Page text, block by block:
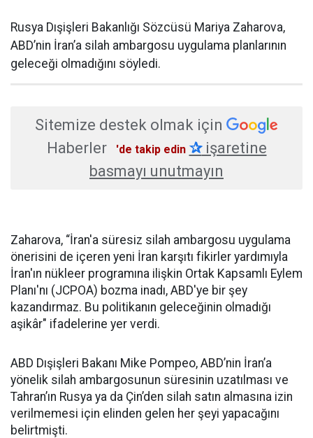
Rusya Dışişleri Bakanlığı Sözcüsü Mariya Zaharova,
ABD’nin İran’a silah ambargosu uygulama planlarının
geleceği olmadığını söyledi.
Sitemize destek olmak için
Haberler
'de takip edin ✰işaretine
basmayı unutmayın
Zaharova, “İran'a süresiz silah ambargosu uygulama
önerisini de içeren yeni İran karşıtı fikirler yardımıyla
İran'ın nükleer programına ilişkin Ortak Kapsamlı Eylem
Planı'nı (JCPOA) bozma inadı, ABD'ye bir şey
kazandırmaz. Bu politikanın geleceğinin olmadığı
aşikâr" ifadelerine yer verdi.
ABD Dışişleri Bakanı Mike Pompeo, ABD’nin İran’a
yönelik silah ambargosunun süresinin uzatılması ve
Tahran’ın Rusya ya da Çin’den silah satın almasına izin
verilmemesi için elinden gelen her şeyi yapacağını
belirtmişti.